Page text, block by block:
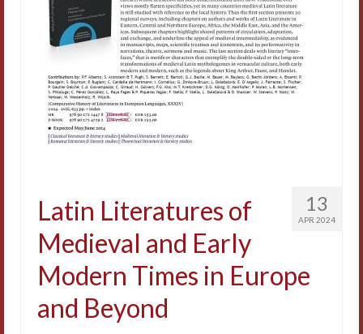
13
APR 2024
Latin Literatures of
Medieval and Early
Modern Times in Europe
and Beyond